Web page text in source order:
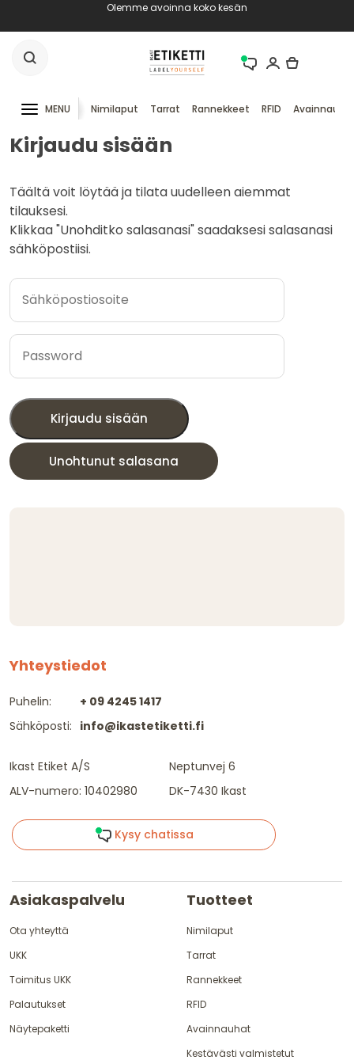
Olemme avoinna koko kesän
MENU Nimilaput Tarrat Rannekkeet RFID
Kirjaudu sisään
Täältä voit löytää ja tilata uudelleen aiemmat
tilauksesi.
Klikkaa "Unohditko salasanasi" saadaksesi salasanasi
sähköpostiisi.
Kirjaudu sisään
Unohtunut salasana
Yhteystiedot
Puhelin:
Sähköposti:
+ 09 4245 1417
info@ikastetiketti.fi
Ikast Etiket A/S
ALV-numero: 10402980
Neptunvej 6
DK-7430 Ikast
Kysy chatissa
Asiakaspalvelu
Ota yhteyttä
UKK
Toimitus UKK
Palautukset
Näytepaketti
Tuotteet
Nimilaput
Tarrat
Rannekkeet
RFID
Avainnauhat
Kestävästi valmistetut